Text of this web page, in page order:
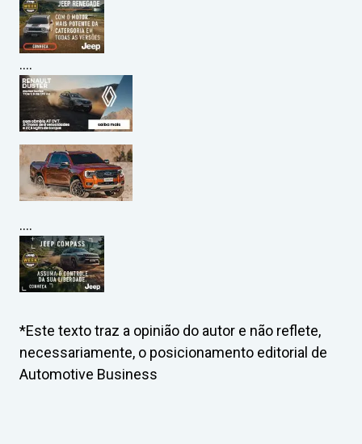
….
….
*Este texto traz a opinião do autor e não reflete,
necessariamente, o posicionamento editorial de
Automotive Business